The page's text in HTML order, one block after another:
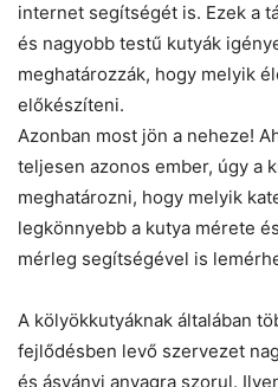
internet segítségét is. Ezek a
és nagyobb testű kutyák
meghatározzák, hogy melyik
előkészíteni.
Azonban most jön a neheze!
teljesen azonos ember, úgy a
meghatározni, hogy melyik
legkönnyebb a kutya mérete
mérleg segítségével is
A kölyökkutyáknak általában
fejlődésben levő szervezet
és ásványi anyagra szorul.